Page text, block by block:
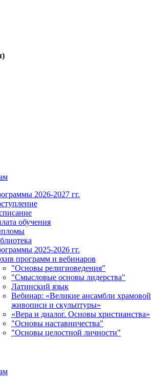
2026-2027 гг.
обучения
2025-2026 гг.
программ и вебинаров
"Основы религиоведения"
"Смысловые основы лидерства"
Латинский язык
Вебинар: «Великие ансамбли храмовой
живописи и скульптуры»
«Вера и диалог. Основы христианства»
"Основы наставничества"
"Основы целостной личности"